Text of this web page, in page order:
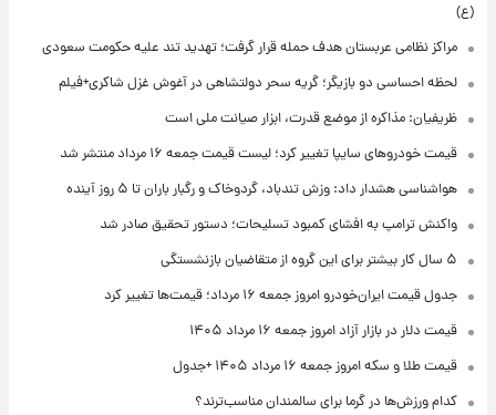
(ع)
مراکز نظامی عربستان هدف حمله قرار گرفت؛ تهدید تند علیه حکومت سعودی
لحظه احساسی دو بازیگر؛ گریه سحر دولتشاهی در آغوش غزل شاکری+فیلم
ظریفیان: مذاکره از موضع قدرت، ابزار صیانت ملی است
قیمت خودروهای سایپا تغییر کرد؛ لیست قیمت جمعه ۱۶ مرداد منتشر شد
هواشناسی هشدار داد: وزش تندباد، گردوخاک و رگبار باران تا ۵ روز آینده
واکنش ترامپ به افشای کمبود تسلیحات؛ دستور تحقیق صادر شد
۵ سال کار بیشتر برای این گروه از متقاضیان بازنشستگی
جدول قیمت ایران‌خودرو امروز جمعه ۱۶ مرداد؛ قیمت‌ها تغییر کرد
قیمت دلار در بازار آزاد امروز جمعه ۱۶ مرداد ۱۴۰۵
قیمت طلا و سکه امروز جمعه ۱۶ مرداد ۱۴۰۵ +جدول
کدام ورزش‌ها در گرما برای سالمندان مناسب‌ترند؟